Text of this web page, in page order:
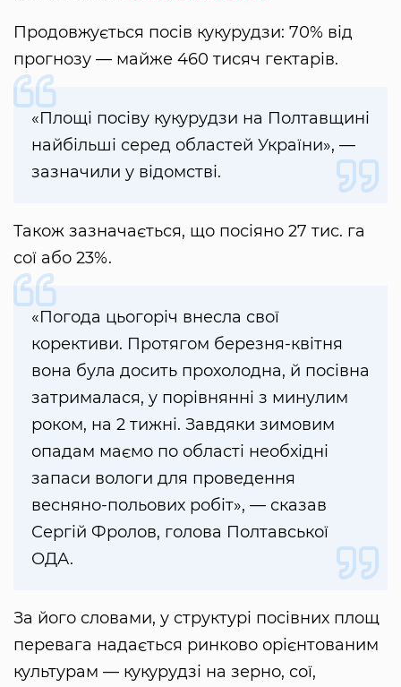
Продовжується посів кукурудзи: 70% від
прогнозу — майже 460 тисяч гектарів.
«Площі посіву кукурудзи на Полтавщині
найбільші серед областей України», —
зазначили у відомстві.
Також зазначається, що посіяно 27 тис. га
сої або 23%.
«Погода цьогоріч внесла свої
корективи. Протягом березня-квітня
вона була досить прохолодна, й посівна
затрималася, у порівнянні з минулим
роком, на 2 тижні. Завдяки зимовим
опадам маємо по області необхідні
запаси вологи для проведення
весняно-польових робіт», — сказав
Сергій Фролов, голова Полтавської
ОДА.
За його словами, у структурі посівних площ
перевага надається ринково орієнтованим
культурам — кукурудзі на зерно, сої,